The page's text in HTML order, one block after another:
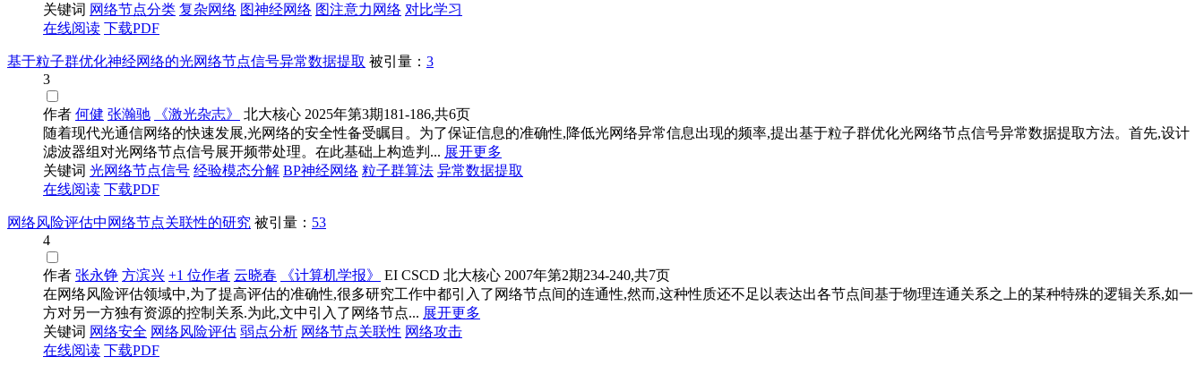
关键词 网络节点分类 复杂网络 图神经网络 图注意力 网络 对比学习
在线阅读 下载PDF
基于粒子群优化神经网络的光网络节点信号异常数据提取 被引量： 3
3
作者 何健 张瀚驰 《激光杂志》 北大核心 2025年第3期181-186,共6页
随着现代光通信网络的快速发展,光网络的安全性备受瞩目。为了保证信息的准确性,降低光网络异常信息出现的频率,提出基于粒子群优化光网络节点信号异常数据提取方法。首先,设计
滤波器组对光网络节点信号展开频带处理。在此基础上构造判... 展开更多
关键词 光网络节点信号 经验模态分解 BP神经网络 粒子群算法 异常数据提取
在线阅读 下载PDF
网络风险评估中网络节点关联性的研究 被引量： 53
4
作者 张永铮 方滨兴 +1 位作者 云晓春 《计算机学报》 EI CSCD 北大核心 2007年第2期234-240,共7页
在网络风险评估领域中,为了提高评估的准确性,很多研究工作中都引入了网络节点间的连通性,然而,这种性质还不足以表达出各节点间基于物理连通关系之上的某种特殊的逻辑关系,如一
方对另一方独有资源的控制关系.为此,文中引入了网络节点... 展开更多
关键词 网络安全 网络风险评估 弱点分析 网络节点关联性 网络攻击
在线阅读 下载PDF